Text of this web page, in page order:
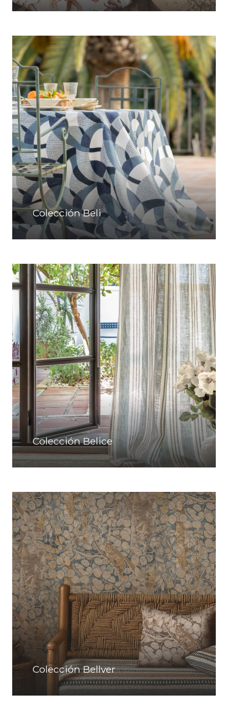
Colección Beli
Colección Belice
Colección Bellver